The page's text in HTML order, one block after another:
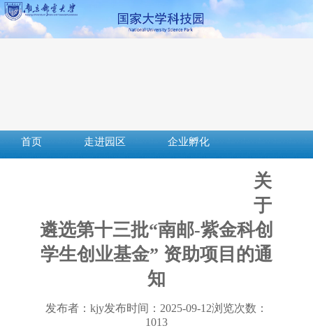
首页 走进园区
企业孵化
关
于
遴选第十三批“南邮-紫金科创
学生创业基金” 资助项目的通
知
发布者：kjy发布时间：2025-09-12浏览次数：
1013